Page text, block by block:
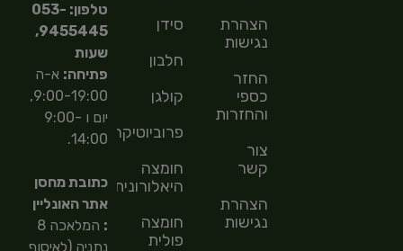
הצהרת
נגישות
החזר
כספי
והחזרות
צור
קשר
הצהרת
נגישות
סידן
חלבון
קולגן
פרוביוטיקה
חומצה
היאלורונית
חומצה
פולית
טלפון: 053-
9455445,
שעות
פתיחה: א-ה
9:00-19:00,
יום ו 9:00-
14:00.
כתובת מחסן
אתר האונליין
:
המלאכה 8
נתניה (לאיסוף